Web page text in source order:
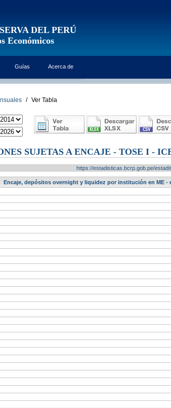
DEL PERÚ
Económicos
Guías Acerca de
/ Ver Tabla
SUJETAS A ENCAJE - TOSE I -
https://estadisticas.bcrp.gob.pe/
Encaje, depósitos overnight y liquidez por institución en ME -